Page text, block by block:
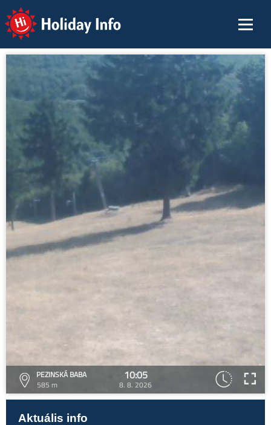
Holiday Info
PEZINSKÁ BABA
585 m
10:05
8. 8. 2026
Aktuális info